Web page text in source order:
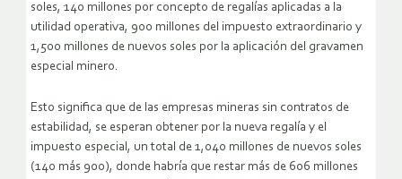
soles, 140 millones por concepto de regalías aplicadas a la
utilidad operativa, 900 millones del impuesto extraordinario y
1,500 millones de nuevos soles por la aplicación del gravamen
especial minero.
Esto significa que de las empresas mineras sin contratos de
estabilidad, se esperan obtener por la nueva regalía y el
impuesto especial, un total de 1,040 millones de nuevos soles
(140 más 900), donde habría que restar más de 606 millones